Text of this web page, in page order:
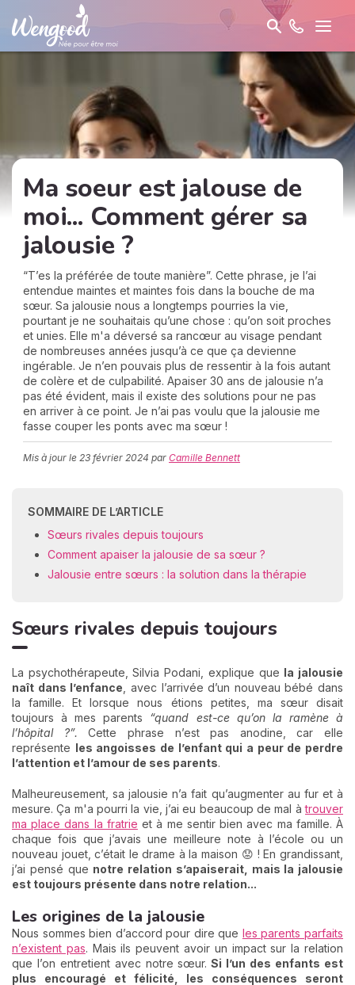
Ma soeur est jalouse de
moi... Comment gérer sa
jalousie ?
“T’es la préférée de toute manière”. Cette phrase, je l’ai
entendue maintes et maintes fois dans la bouche de ma
sœur. Sa jalousie nous a longtemps pourries la vie,
pourtant je ne souhaitais qu’une chose : qu’on soit proches
et unies. Elle m'a déversé sa rancœur au visage pendant
de nombreuses années jusqu’à ce que ça devienne
ingérable. Je n’en pouvais plus de ressentir à la fois autant
de colère et de culpabilité. Apaiser 30 ans de jalousie n’a
pas été évident, mais il existe des solutions pour ne pas
en arriver à ce point. Je n’ai pas voulu que la jalousie me
fasse couper les ponts avec ma sœur !
Mis à jour le 23 février 2024 par Camille Bennett
SOMMAIRE DE L’ARTICLE
Sœurs rivales depuis toujours
Comment apaiser la jalousie de sa sœur ?
Jalousie entre sœurs : la solution dans la thérapie
Sœurs rivales depuis toujours
La psychothérapeute, Silvia Podani, explique que la jalousie
naît dans l’enfance , avec l’arrivée d’un nouveau bébé dans
la famille. Et lorsque nous étions petites, ma sœur disait
toujours à mes parents “quand est-ce qu’on la ramène à
l’hôpital ?”. Cette phrase n’est pas anodine, car elle
représente les angoisses de l’enfant qui a peur de perdre
l’attention et l’amour de ses parents.
Malheureusement, sa jalousie n’a fait qu’augmenter au fur et à
mesure. Ça m'a pourri la vie, j’ai eu beaucoup de mal àtrouver
ma place dans la fratrie et à me sentir bien avec ma famille. À
chaque fois que j’avais une meilleure note à l’école ou un
nouveau jouet, c’était le drame à la maison 😟 ! En grandissant,
j’ai pensé que notre relation s’apaiserait, mais la jalousie
est toujours présente dans notre relation...
Les origines de la jalousie
Nous sommes bien d’accord pour dire que les parents parfaits
n’existent pas. Mais ils peuvent avoir un impact sur la relation
que l’on entretient avec notre sœur. Si l’un des enfants est
plus encouragé et félicité, les conséquences seront